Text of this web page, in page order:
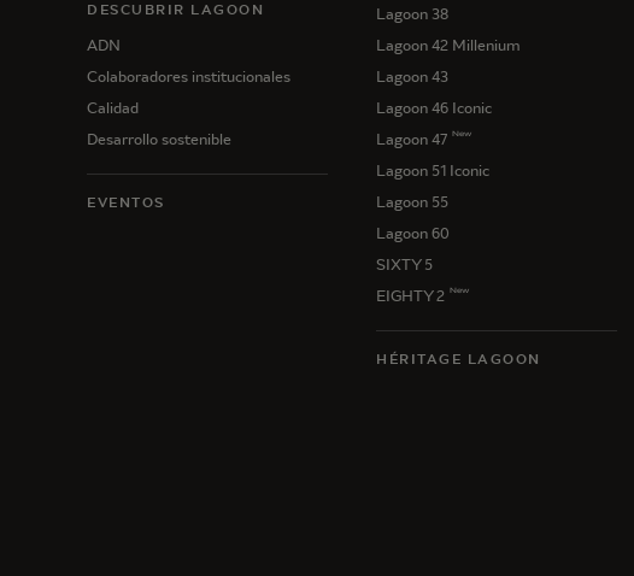
DESCUBRIR LAGOON
ADN
Colaboradores institucionales
Calidad
Desarrollo sostenible
EVENTOS
Lagoon 38
Lagoon 42 Millenium
Lagoon 43
Lagoon 46 Iconic
Lagoon 47 New
Lagoon 51 Iconic
Lagoon 55
Lagoon 60
SIXTY 5
EIGHTY 2 New
HÉRITAGE LAGOON